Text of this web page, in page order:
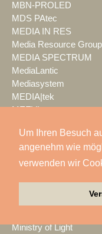
Um Ihren Besuch
angenehm wie
verwenden wir
MBN-PROLED
MDS PAtec
MEDIA IN RES
Media Resource Group
MEDIA SPECTRUM
MediaLantic
Mediasystem
MEDIA|tek
MEEVI-rent
Megaforce
MEGATECH
Merging Technologies
Ministry of Light